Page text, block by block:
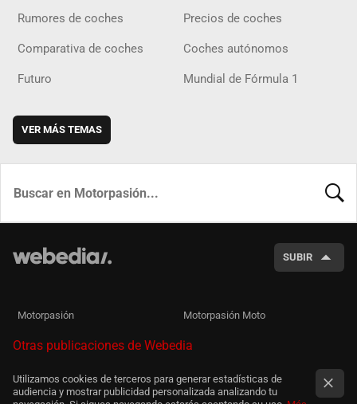
Rumores de coches Precios de coches
Comparativa de coches Coches autónomos
Futuro Mundial de Fórmula 1
VER MÁS TEMAS
SUBIR
Motorpasión Motorpasión Moto
Otras publicaciones de Webedia
Utilizamos cookies de terceros para generar estadísticas de
audiencia y mostrar publicidad personalizada analizando tu